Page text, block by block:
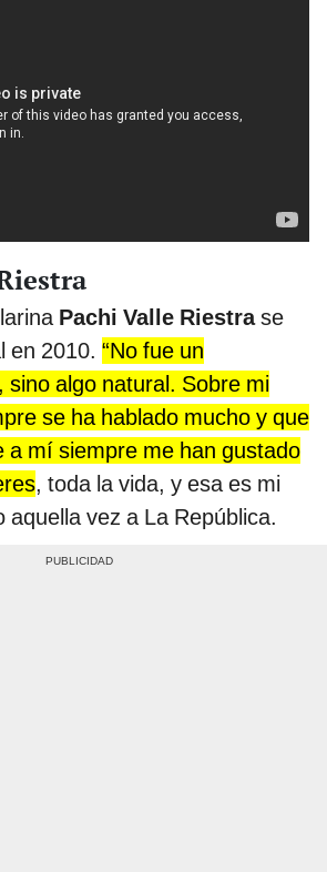
Pachi Valle Riestrase
en 2010. “No fue un
sino algo natural. Sobre mi
se ha hablado mucho y que
a mí siempre me han gustado
, toda la vida, y esa es mi
aquella vez a La República.